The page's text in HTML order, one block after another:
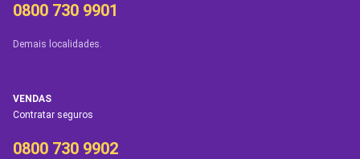
0800 730 9901
Demais localidades.
VENDAS
Contratar seguros
0800 730 9902